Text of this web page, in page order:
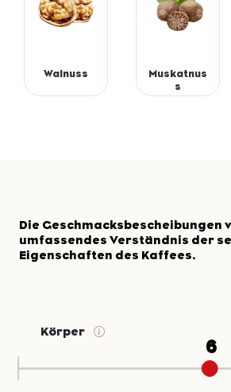
Walnuss
Muskatnus
s
Die Geschmacksbescheibungen
umfassendes Verständnis der
Eigenschaften des Kaffees.
Körper